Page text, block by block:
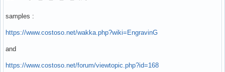
samples :
https://www.costoso.net/wakka.php?wiki=EngravinG
and
https://www.costoso.net/forum/viewtopic.php?id=168